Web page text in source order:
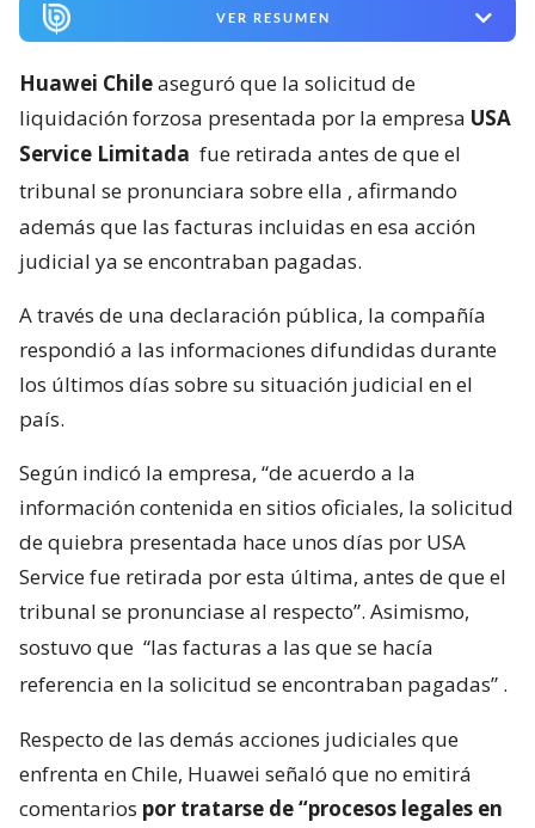
VER RESUMEN
Huawei Chileaseguró que la solicitud de
liquidación forzosa presentada por la empresa USA
Service Limitada fue retirada antes de que el
tribunal se pronunciara sobre ella , afirmando
además que las facturas incluidas en esa acción
judicial ya se encontraban pagadas.
A través de una declaración pública, la compañía
respondió a las informaciones difundidas durante
los últimos días sobre su situación judicial en el
país.
Según indicó la empresa, “de acuerdo a la
información contenida en sitios oficiales, la solicitud
de quiebra presentada hace unos días por USA
Service fue retirada por esta última, antes de que el
tribunal se pronunciase al respecto”. Asimismo,
sostuvo que “las facturas a las que se hacía
referencia en la solicitud se encontraban pagadas” .
Respecto de las demás acciones judiciales que
enfrenta en Chile, Huawei señaló que no emitirá
comentarios por tratarse de “procesos legales en